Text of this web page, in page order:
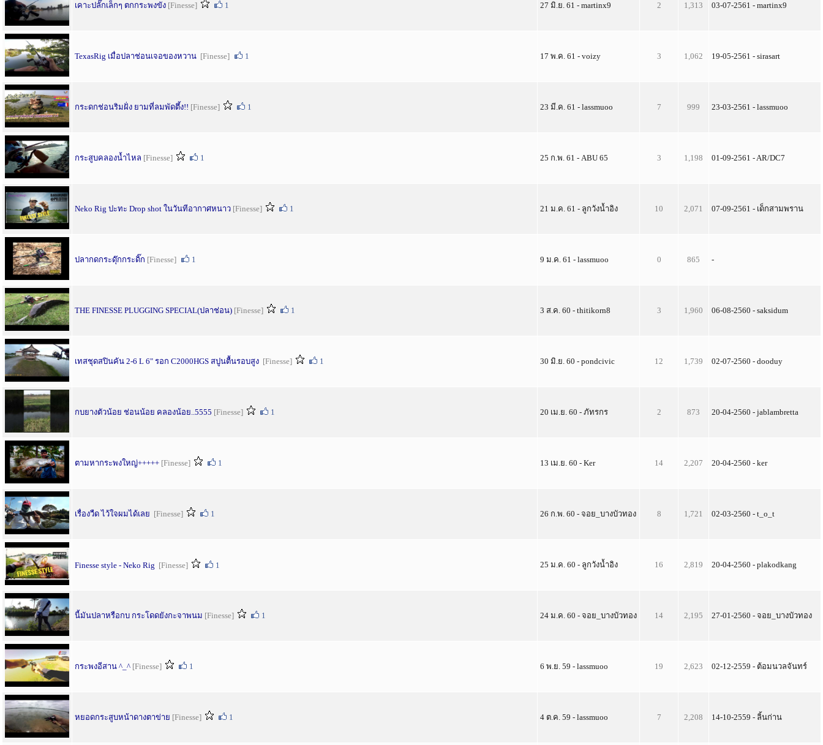
เคาะปลั๊กเล็กๆ ตกกระพงขัง [Finesse] 1 27 มิ.ย. 61 - martinx9 2 1,313 03-07-2561 - martinx9
TexasRig เมื่อปลาช่อนเจอของหวาน [Finesse] 1 17 พ.ค. 61 - voizy 3 1,062 19-05-2561 - sirasart
กระดกช่อนริมฝั่ง ยามที่ลมพัดตึ้ง!! [Finesse] 1 23 มี.ค. 61 - lassmuoo 7 999 23-03-2561 - lassmuoo
กระสูบคลองน้ำไหล [Finesse] 1 25 ก.พ. 61 - ABU 65 3 1,198 01-09-2561 - AR/DC7
Neko Rig ปะทะ Drop shot ในวันทีอากาศหนาว [Finesse] 1 21 ม.ค. 61 - ลูกวังน้ำอิง 10 2,071 07-09-2561 - เด็กสามพราน
ปลากดกระดุ๊กกระดิ๊ก [Finesse] 1 9 ม.ค. 61 - lassmuoo 0 865 -
THE FINESSE PLUGGING SPECIAL(ปลาช่อน) [Finesse] 1 3 ส.ค. 60 - thitikorn8 3 1,960 06-08-2560 - saksidum
เทสชุดสปินคัน 2-6 L 6" รอก C2000HGS สปูนตื้นรอบสูง [Finesse] 1 30 มิ.ย. 60 - pondcivic 12 1,739 02-07-2560 - dooduy
กบยางตัวน้อย ช่อนน้อย คลองน้อย..5555 [Finesse] 1 20 เม.ย. 60 - ภัทรกร 2 873 20-04-2560 - jablambretta
ตามหากระพงใหญ่+++++ [Finesse] 1 13 เม.ย. 60 - Ker 14 2,207 20-04-2560 - ker
เรื่องวืด ไว้ใจผมได้เลย [Finesse] 1 26 ก.พ. 60 - จอย_บางบัวทอง 8 1,721 02-03-2560 - t_o_t
Finesse style - Neko Rig [Finesse] 1 25 ม.ค. 60 - ลูกวังน้ำอิง 16 2,819 20-04-2560 - plakodkang
นี้มันปลาหรือกบ กระโดดยังกะจาพนม [Finesse] 1 24 ม.ค. 60 - จอย_บางบัวทอง 14 2,195 27-01-2560 - จอย_บางบัวทอง
กระพงอีสาน ^_^ [Finesse] 1 6 พ.ย. 59 - lassmuoo 19 2,623 02-12-2559 - ต้อมนวลจันทร์
หยอดกระสูบหน้าดางตาข่าย [Finesse] 1 4 ต.ค. 59 - lassmuoo 7 2,208 14-10-2559 - ลิ้นก่าน